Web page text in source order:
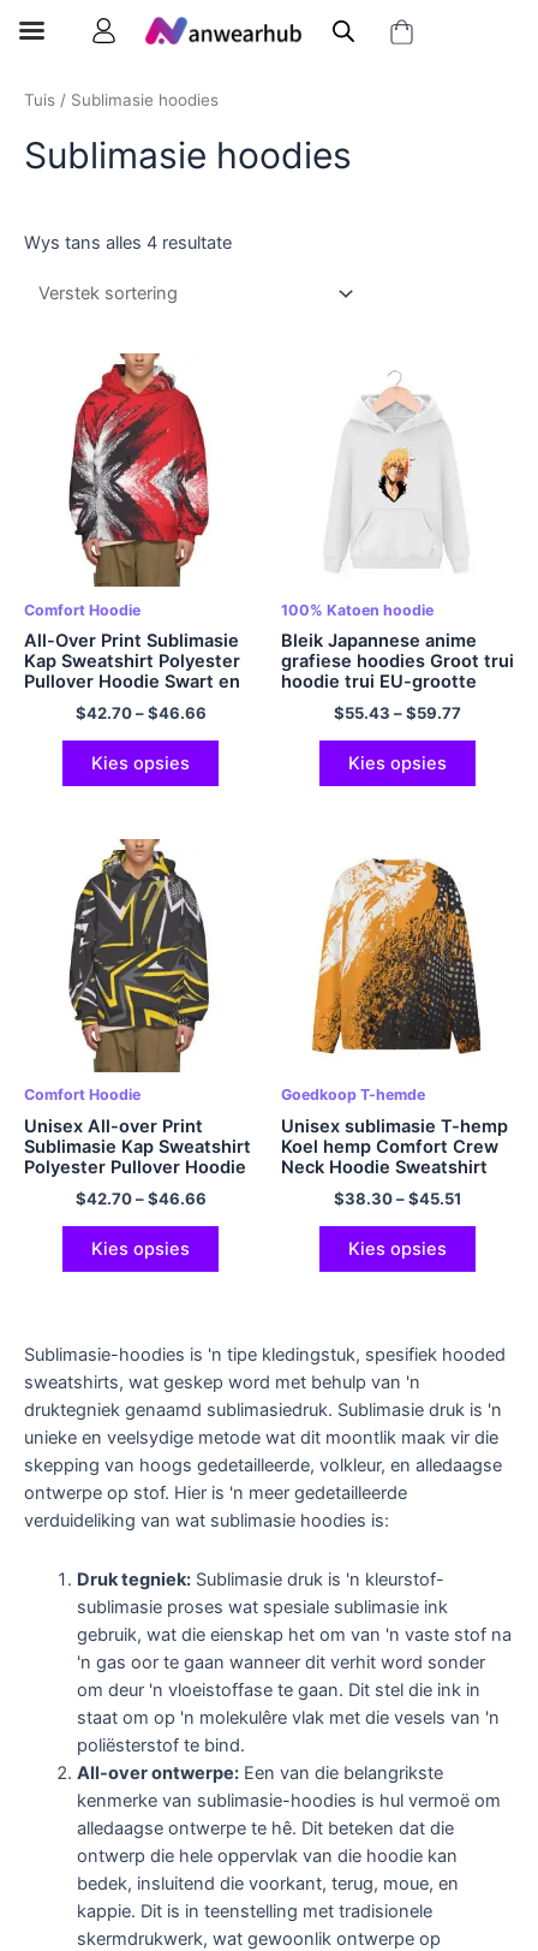
Tuis / Sublimasie hoodies
Sublimasie hoodies
Wys tans alles 4 resultate
Comfort Hoodie
All-Over Print Sublimasie
Kap Sweatshirt Polyester
Pullover Hoodie Swart en
$42.70–$46.66
Kies opsies
100% Katoen hoodie
Bleik Japannese anime
grafiese hoodies Groot trui
hoodie trui EU-grootte
hoodies Polyester hoodie
veelkleurig
$55.43 –$59.77
Kies opsies
Comfort Hoodie
Unisex All-over Print
Sublimasie Kap Sweatshirt
Polyester Pullover Hoodie
Swart en Geel
$42.70–$46.66
Kies opsies
Goedkoop T-hemde
Unisex sublimasie T-hemp
Koel hemp Comfort Crew
Neck Hoodie Sweatshirt
$38.30–$45.51
Kies opsies
Sublimasie-hoodies is 'n tipe kledingstuk, spesifiek hooded
sweatshirts, wat geskep word met behulp van 'n
druktegniek genaamd sublimasiedruk. Sublimasie druk is 'n
unieke en veelsydige metode wat dit moontlik maak vir die
skepping van hoogs gedetailleerde, volkleur, en alledaagse
ontwerpe op stof. Hier is 'n meer gedetailleerde
verduideliking van wat sublimasie hoodies is:
Druk tegniek:Sublimasie druk is 'n kleurstof-
sublimasie proses wat spesiale sublimasie ink
gebruik, wat die eienskap het om van 'n vaste stof na
'n gas oor te gaan wanneer dit verhit word sonder
om deur 'n vloeistoffase te gaan. Dit stel die ink in
staat om op 'n molekulêre vlak met die vesels van 'n
poliësterstof te bind.
All-over ontwerpe:Een van die belangrikste
kenmerke van sublimasie-hoodies is hul vermoë om
alledaagse ontwerpe te hê. Dit beteken dat die
ontwerp die hele oppervlak van die hoodie kan
bedek, insluitend die voorkant, terug, moue, en
kappie. Dit is in teenstelling met tradisionele
skermdrukwerk, wat gewoonlik ontwerpe op